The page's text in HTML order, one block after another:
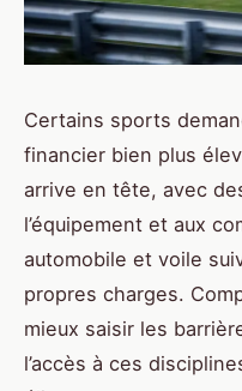
Certains sports
financier bien plus
arrive en tête, avec
l’équipement et aux
automobile et voile
propres charges.
mieux saisir les
l’accès à ces